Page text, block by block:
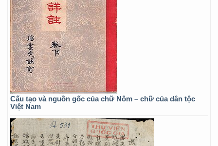
Cấu tạo và nguồn gốc của chữ Nôm – chữ của dân tộc
Việt Nam